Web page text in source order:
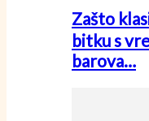
Zašto
bitku s
barova…